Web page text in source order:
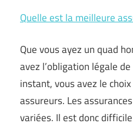
Quelle est la meilleure
Que vous ayez un quad
avez l’obligation légale
instant, vous avez le
assureurs. Les
variées. Il est donc